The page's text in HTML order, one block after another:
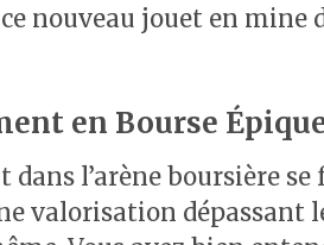
nouveau jouet en mine
en Bourse
dans l’arène boursière
valorisation dépassant